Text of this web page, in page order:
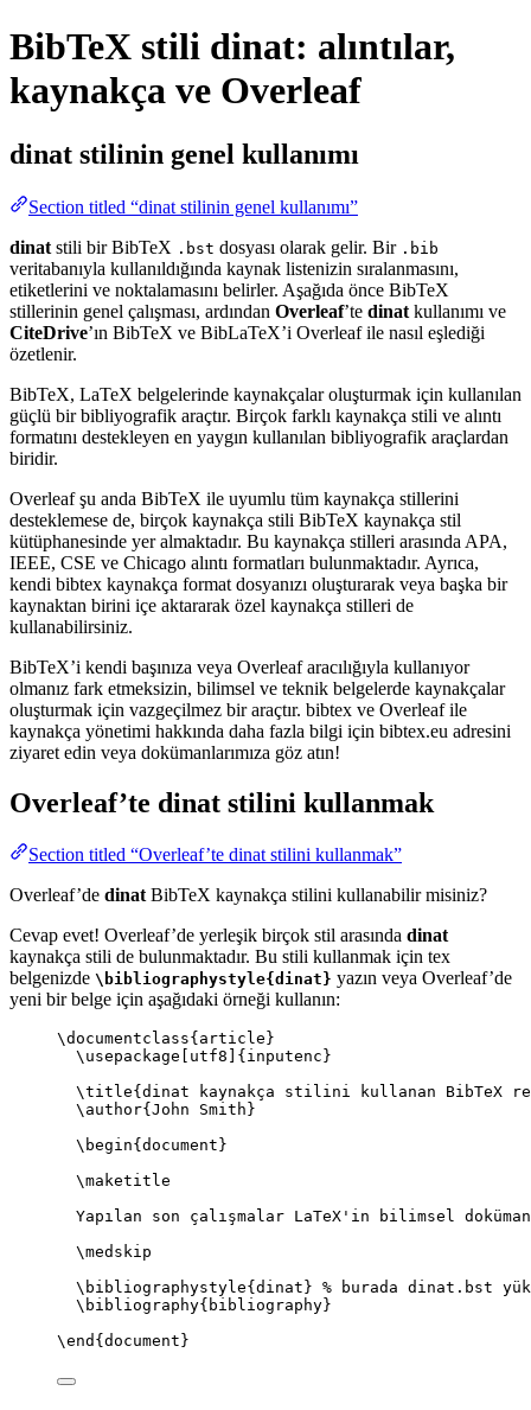
BibTeX stili dinat: alıntılar,
kaynakça ve Overleaf
dinat stilinin genel kullanımı
Section titled “dinat stilinin genel kullanımı”
dinat stili bir BibTeX .bst dosyası olarak gelir. Bir .bib
veritabanıyla kullanıldığında kaynak listenizin sıralanmasını,
etiketlerini ve noktalamasını belirler. Aşağıda önce BibTeX
stillerinin genel çalışması, ardından Overleaf’te dinat kullanımı ve
CiteDrive’ın BibTeX ve BibLaTeX’i Overleaf ile nasıl eşlediği
özetlenir.
BibTeX, LaTeX belgelerinde kaynakçalar oluşturmak için kullanılan
güçlü bir bibliyografik araçtır. Birçok farklı kaynakça stili ve alıntı
formatını destekleyen en yaygın kullanılan bibliyografik araçlardan
biridir.
Overleaf şu anda BibTeX ile uyumlu tüm kaynakça stillerini
desteklemese de, birçok kaynakça stili BibTeX kaynakça stil
kütüphanesinde yer almaktadır. Bu kaynakça stilleri arasında APA,
IEEE, CSE ve Chicago alıntı formatları bulunmaktadır. Ayrıca,
kendi bibtex kaynakça format dosyanızı oluşturarak veya başka bir
kaynaktan birini içe aktararak özel kaynakça stilleri de
kullanabilirsiniz.
BibTeX’i kendi başınıza veya Overleaf aracılığıyla kullanıyor
olmanız fark etmeksizin, bilimsel ve teknik belgelerde kaynakçalar
oluşturmak için vazgeçilmez bir araçtır. bibtex ve Overleaf ile
kaynakça yönetimi hakkında daha fazla bilgi için bibtex.eu adresini
ziyaret edin veya dokümanlarımıza göz atın!
Overleaf’te dinat stilini kullanmak
Section titled “Overleaf’te dinat stilini kullanmak”
Overleaf’de dinatBibTeX kaynakça stilini kullanabilir misiniz?
Cevap evet! Overleaf’de yerleşik birçok stil arasında dinat
kaynakça stili de bulunmaktadır. Bu stili kullanmak için tex
belgenizde \bibliographystyle{dinat} yazın veya Overleaf’de
yeni bir belge için aşağıdaki örneği kullanın:
\documentclass{ article }
\usepackage
utf8 ]{ inputenc }
\title{dinat kaynakça stilini kullanan BibTeX
\author{John Smith}
\begin{ document }
\maketitle
Yapılan son çalışmalar LaTeX'in bilimsel
\medskip
\bibliographystyle{dinat} % burada dinat.bst
\bibliography{bibliography}
\end { document }